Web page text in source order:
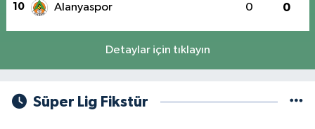
10 Alanyaspor 0 0
Detaylar için tıklayın
Süper Lig Fikstür